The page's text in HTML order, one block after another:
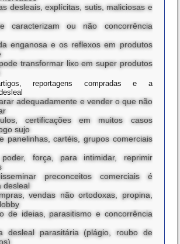
desleais, explícitas, sutis, maliciosas e
caracterizam ou não concorrência
enganosa e os reflexos em produtos
transformar lixo em super produtos
reportagens compradas e a
adequadamente e vender o que não
certificações em muitos casos
sujo
panelinhas, cartéis, grupos comerciais
força, para intimidar, reprimir
preconceitos comerciais é
desleal
vendas não ortodoxas, propina,
de ideias, parasitismo e concorrência
desleal parasitária (plágio, roubo de